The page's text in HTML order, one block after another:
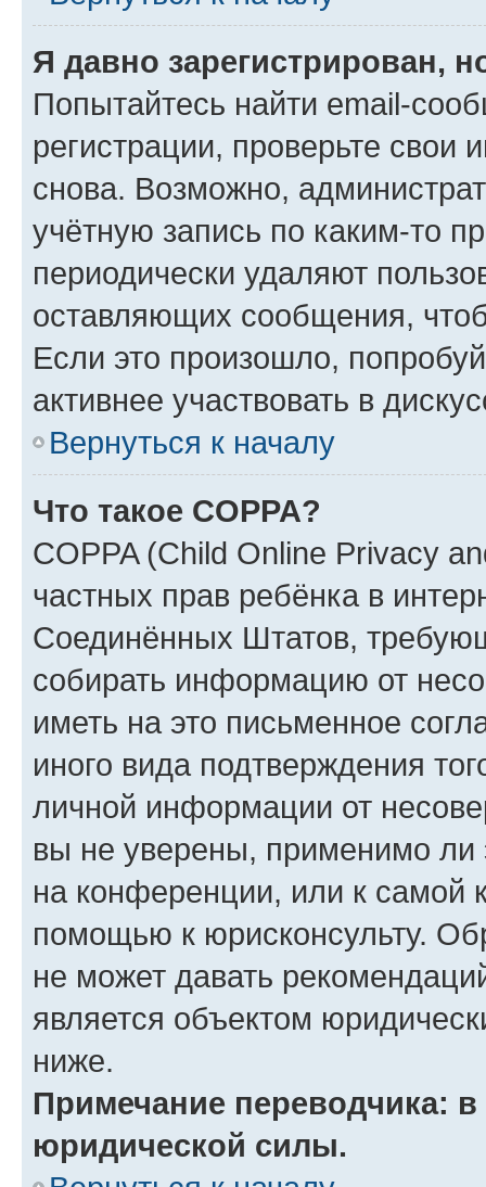
Я давно зарегистрирован,
Попытайтесь найти email-
регистрации, проверьте свои
снова. Возможно,
учётную запись по каким-то
периодически удаляют
оставляющих сообщения,
Если это произошло,
активнее участвовать в
Вернуться к началу
Что такое COPPA?
COPPA (Child Online Privacy
частных прав ребёнка в
Соединённых Штатов,
собирать информацию от
иметь на это письменное
иного вида подтверждения
личной информации от
вы не уверены, применимо ли
на конференции, или к самой
помощью к юрисконсульту.
не может давать
является объектом
ниже.
Примечание переводчика:
юридической силы.